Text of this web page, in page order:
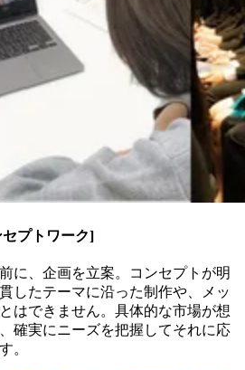
セプトワーク]
に、企画を立案。コンセプトが明
したテーマに沿った制作や、メッ
はできません。具体的な市場が想
確実にニーズを把握してそれに応
。